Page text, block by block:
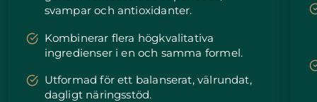
svampar och antioxidanter.
Kombinerar flera högkvalitativa
ingredienser i en och samma formel.
Utformad för ett balanserat, välrundat,
dagligt näringsstöd.
Schweiz Förväntad leverans
Taiwan Förväntad leverans
Thailand Förväntad leverans